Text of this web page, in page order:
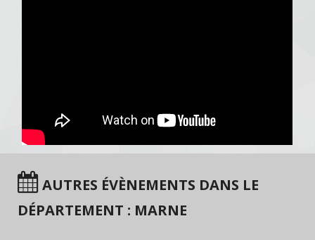
AUTRES ÉVÈNEMENTS DANS LE
DÉPARTEMENT : MARNE